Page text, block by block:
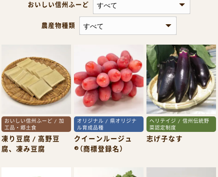
おいしい信州ふーど
農産物種類
おいしい信州ふーど / 加
工品・郷土食
凍り豆腐 / 高野豆
腐、凍み豆腐
オリジナル / 県オリジナ
ル育成品種
クイーンルージュ
®（商標登録名）
ヘリテイジ / 信州伝統野
菜認定制度
志げ子なす